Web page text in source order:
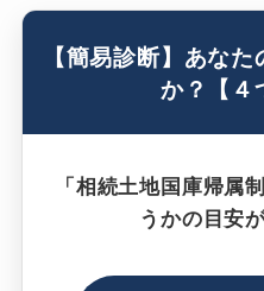
【簡易診断】あな
か？【４
「相続土地国庫帰属
うかの目安